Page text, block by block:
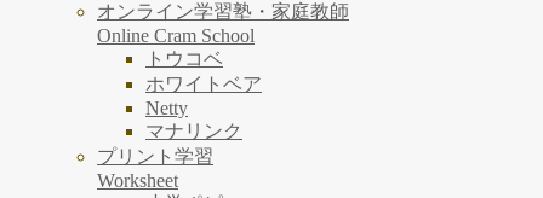
オンライン学習塾・家庭教師
Online Cram School
トウコベ
ホワイトベア
Netty
マナリンク
プリント学習
Worksheet